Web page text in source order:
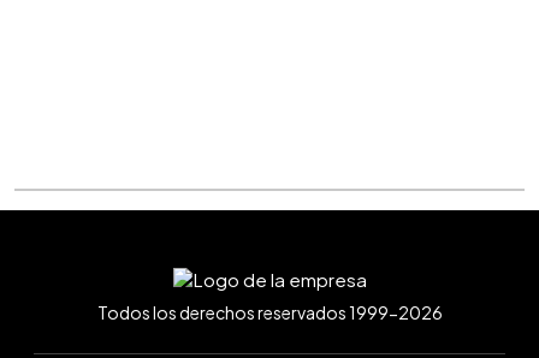
Todos los derechos reservados 1999-2026